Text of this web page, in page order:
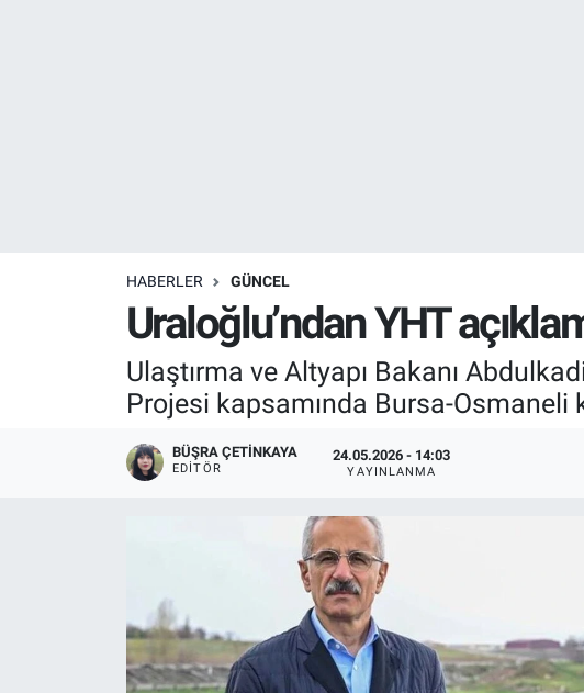
HABERLER GÜNCEL
Uraloğlu’ndan YHT
Ulaştırma ve Altyapı Bakanı
Projesi kapsamında Bursa-
BÜŞRA ÇETINKAYA
EDITÖR
24.05.2026 - 14:03
YAYINLANMA